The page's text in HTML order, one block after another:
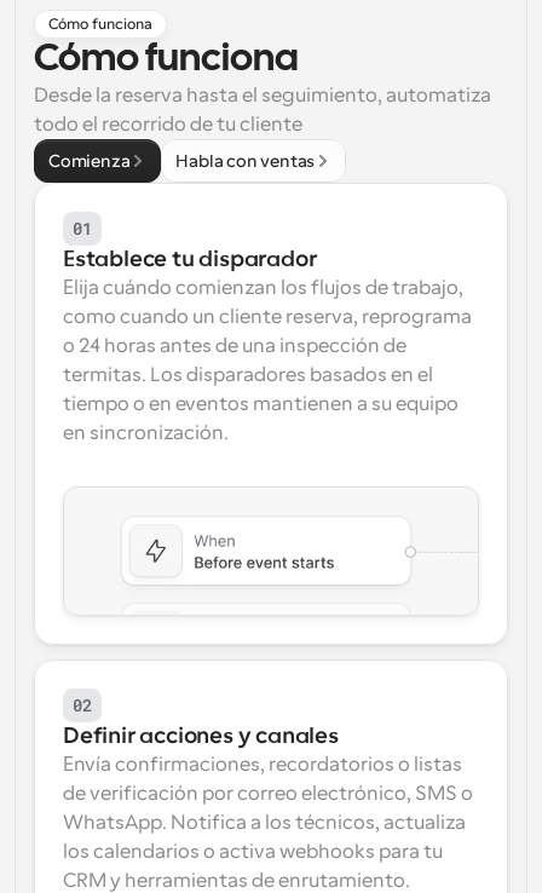
Programación potenciadda con llamadas
impulsadas por IA
Flujos de trabajo
Automatiza la programación y los recordatorios
Blog
Mantente al día con las últimas noticias y
actualizaciones
Reuniones Instantáneas
Reúnete con clientes en minutos
Enlaces de Grupo Dinámico
Reserva reuniones de forma fluida con varias personas
Webhooks
Recibe notificaciones cuando ocurra algo
Cómo funciona
Cómo funciona
Desde la reserva hasta el seguimiento, automatiza
todo el recorrido de tu cliente
Comienza Habla con ventas
01
Establece tu disparador
Elija cuándo comienzan los flujos de trabajo,
como cuando un cliente reserva, reprograma
o 24 horas antes de una inspección de
termitas. Los disparadores basados en el
tiempo o en eventos mantienen a su equipo
en sincronización.
02
Definir acciones y canales
Envía confirmaciones, recordatorios o listas
de verificación por correo electrónico, SMS o
WhatsApp. Notifica a los técnicos, actualiza
los calendarios o activa webhooks para tu
CRM y herramientas de enrutamiento.